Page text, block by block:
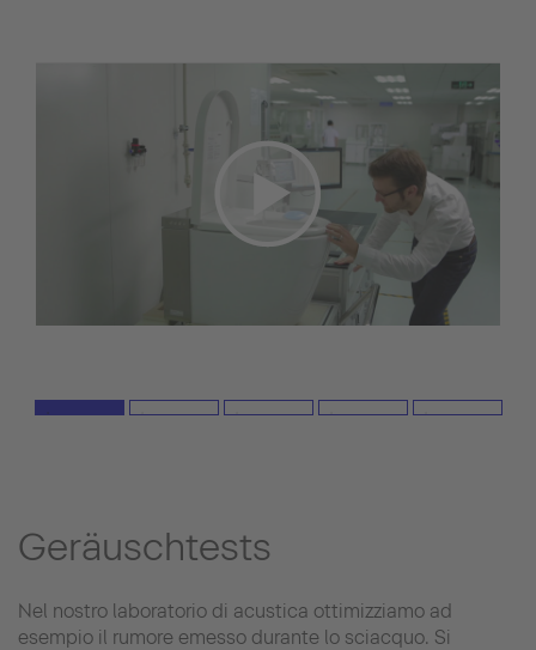
Geräuschtests
Nel nostro laboratorio di acustica ottimizziamo ad
esempio il rumore emesso durante lo sciacquo. Si